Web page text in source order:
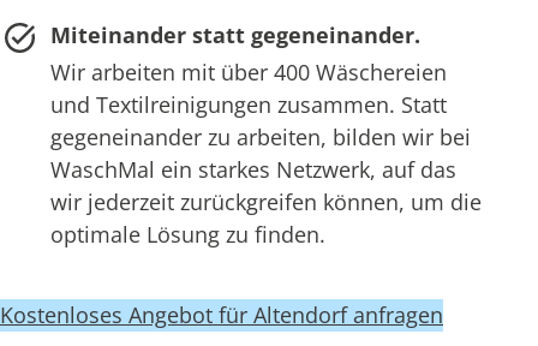
Miteinander statt gegeneinander.
Wir arbeiten mit über 400 Wäschereien
und Textilreinigungen zusammen. Statt
gegeneinander zu arbeiten, bilden wir bei
WaschMal ein starkes Netzwerk, auf das
wir jederzeit zurückgreifen können, um die
optimale Lösung zu finden.
Kostenloses Angebot für Altendorf anfragen